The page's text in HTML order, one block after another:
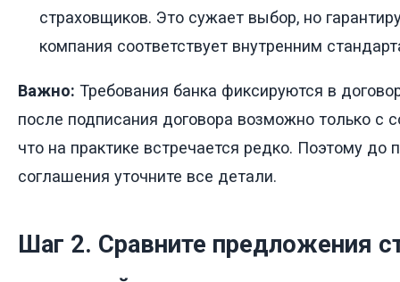
страховщиков. Это сужает выбор, но
компания соответствует внутренним
Важно: Требования банка фиксируются в
после подписания договора возможно только с
что на практике встречается редко. Поэтому до
соглашения уточните все детали.
Шаг 2. Сравните предложения